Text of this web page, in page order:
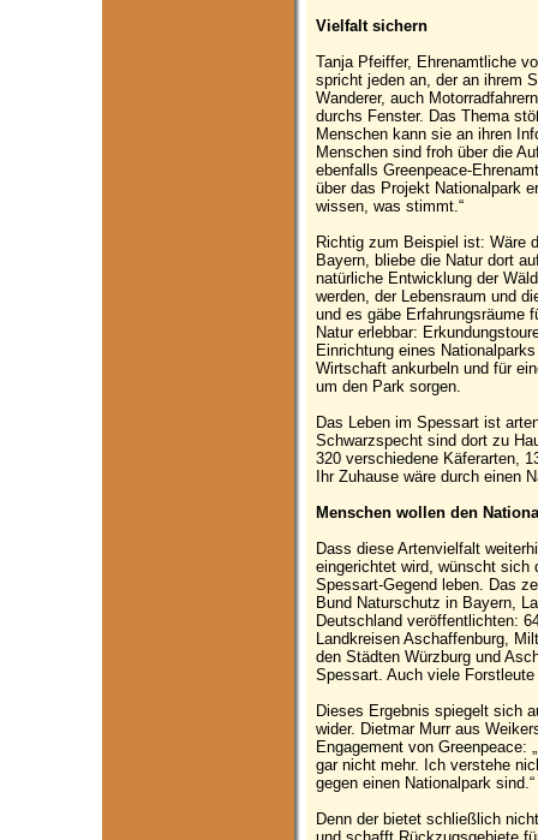
Vielfalt sichern
Tanja Pfeiffer, Ehrenamtliche
spricht jeden an, der an ihrem
Wanderer, auch
durchs Fenster. Das Thema
Menschen kann sie an ihren
Menschen sind froh über die
ebenfalls Greenpeace-
über das Projekt Nationalpark
wissen, was stimmt.“
Richtig zum Beispiel ist: Wäre
Bayern, bliebe die Natur dort
natürliche Entwicklung der
werden, der Lebensraum und
und es gäbe Erfahrungsräume
Natur erlebbar:
Einrichtung eines
Wirtschaft ankurbeln und für
um den Park sorgen.
Das Leben im Spessart ist
Schwarzspecht sind dort zu
320 verschiedene Käferarten,
Ihr Zuhause wäre durch einen
Menschen wollen den
Dass diese Artenvielfalt
eingerichtet wird, wünscht sich
Spessart-Gegend leben. Das
Bund Naturschutz in Bayern,
Deutschland veröffentlichten:
Landkreisen Aschaffenburg,
den Städten Würzburg und
Spessart. Auch viele
Dieses Ergebnis spiegelt sich
wider. Dietmar Murr aus
Engagement von Greenpeace:
gar nicht mehr. Ich verstehe
gegen einen Nationalpark sind.“
Denn der bietet schließlich